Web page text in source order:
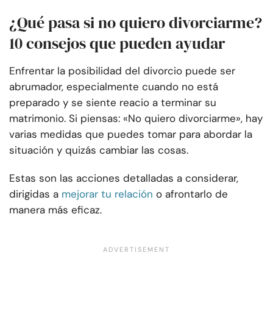
¿Qué pasa si no quiero divorciarme?
10 consejos que pueden ayudar
Enfrentar la posibilidad del divorcio puede ser
abrumador, especialmente cuando no está
preparado y se siente reacio a terminar su
matrimonio. Si piensas: «No quiero divorciarme», hay
varias medidas que puedes tomar para abordar la
situación y quizás cambiar las cosas.
Estas son las acciones detalladas a considerar,
dirigidas a mejorar tu relación o afrontarlo de
manera más eficaz.